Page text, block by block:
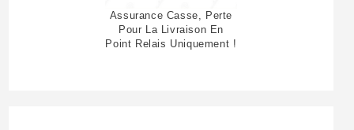
Assurance Casse, Perte
Pour La Livraison En
Point Relais Uniquement !